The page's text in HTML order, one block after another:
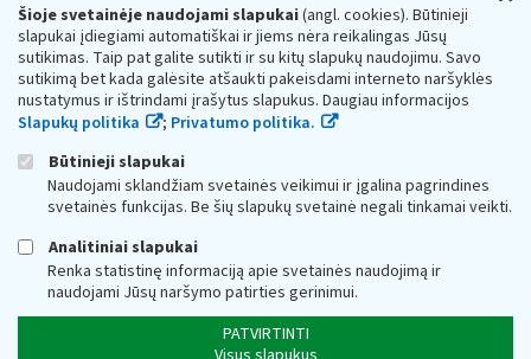
Šioje svetainėje naudojami slapukai(angl. cookies). Būtinieji
slapukai įdiegiami automatiškai ir jiems nėra reikalingas Jūsų
sutikimas. Taip pat galite sutikti ir su kitų slapukų naudojimu. Savo
sutikimą bet kada galėsite atšaukti pakeisdami interneto naršyklės
nustatymus ir ištrindami įrašytus slapukus. Daugiau informacijos
Slapukų politika
; Privatumo politika.
Būtinieji slapukai
Naudojami sklandžiam svetainės veikimui ir įgalina pagrindines
svetainės funkcijas. Be šių slapukų svetainė negali tinkamai veikti.
Analitiniai slapukai
Renka statistinę informaciją apie svetainės naudojimą ir
naudojami Jūsų naršymo patirties gerinimui.
PATVIRTINTI
Respublikos finansų ministerijos
Biudžetinė įstaiga. Juridinio asmens kodas — 188659752,
adresas: Vasario 16-osios g. 14, 01107 Vilnius, Lietuva, el.paštas:
vmi@vmi.lt, E. pristatymo dėžutės adresas 188659752
Duomenys apie Valstybinę mokesčių inspekciją prie Lietuvos
Respublikos finansų ministerijos kaupiami ir saugomi Juridinių